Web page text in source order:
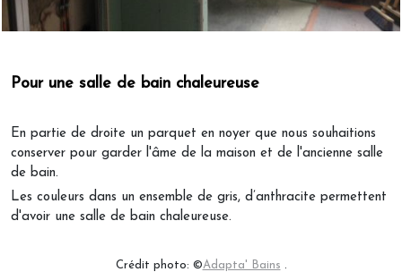
Pour une salle de bain chaleureuse
En partie de droite un parquet en noyer que nous souhaitions
conserver pour garder l'âme de la maison et de l'ancienne salle
de bain.
Les couleurs dans un ensemble de gris, d’anthracite permettent
d'avoir une salle de bain chaleureuse.
Crédit photo: ©Adapta' Bains .